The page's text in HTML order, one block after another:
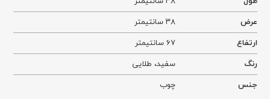
عرض
۳۸ سانتیمتر
ارتفاع
۶۷ سانتیمتر
رنگ
سفید، طلایی
جنس
چوب